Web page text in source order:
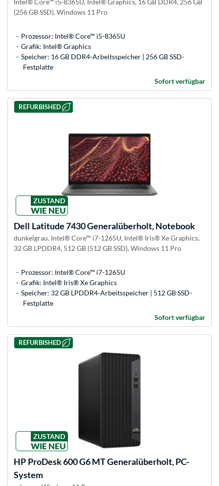
Intel® Core™ i5-8365U, Intel® Graphics, 16 GB DDR4, 256 GB
(256 GB SSD), Windows 11 Pro
Prozessor: Intel® Core™ i5-8365U
Grafik: Intel® Graphics
Speicher: 16 GB DDR4-Arbeitsspeicher | 256 GB SSD-
Festplatte
Sofort verfügbar
REFURBISHED
ZUSTAND
WIE NEU
Dell Latitude 7430 Generalüberholt, Notebook
dunkelgrau, Intel® Core™ i7-1265U, Intel® Iris® Xe Graphics,
32 GB LPDDR4, 512 GB (512 GB SSD), Windows 11 Pro
Prozessor: Intel® Core™ i7-1265U
Grafik: Intel® Iris® Xe Graphics
Speicher: 32 GB LPDDR4-Arbeitsspeicher | 512 GB SSD-
Festplatte
Sofort verfügbar
REFURBISHED
ZUSTAND
WIE NEU
HP ProDesk 600 G6 MT Generalüberholt, PC-
System